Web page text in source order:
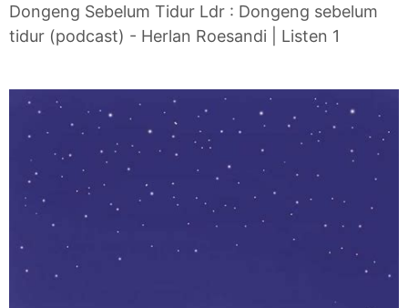
Dongeng Sebelum Tidur Ldr : Dongeng sebelum
tidur (podcast) - Herlan Roesandi | Listen 1